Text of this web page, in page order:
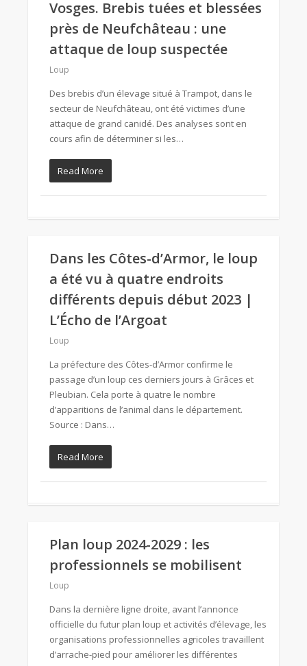
Vosges. Brebis tuées et blessées
près de Neufchâteau : une
attaque de loup suspectée
Loup
Des brebis d’un élevage situé à Trampot, dans le
secteur de Neufchâteau, ont été victimes d’une
attaque de grand canidé. Des analyses sont en
cours afin de déterminer si les…
Read More
Dans les Côtes-d’Armor, le loup
a été vu à quatre endroits
différents depuis début 2023 |
L’Écho de l’Argoat
Loup
La préfecture des Côtes-d’Armor confirme le
passage d’un loup ces derniers jours à Grâces et
Pleubian. Cela porte à quatre le nombre
d’apparitions de l’animal dans le département.
Source : Dans…
Read More
Plan loup 2024-2029 : les
professionnels se mobilisent
Loup
Dans la dernière ligne droite, avant l’annonce
officielle du futur plan loup et activités d’élevage, les
organisations professionnelles agricoles travaillent
d’arrache-pied pour améliorer les différentes